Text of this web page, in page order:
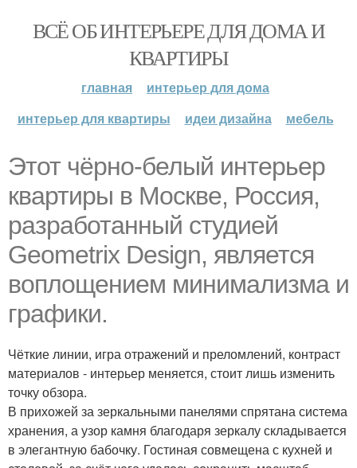
ВСЁ ОБ ИНТЕРЬЕРЕ ДЛЯ ДОМА И
КВАРТИРЫ
главная
интерьер для дома
интерьер для квартиры
идеи дизайна мебель
Этот чёрно-белый интерьер
квартиры в Москве, Россия,
разработанный студией
Geometrix Design, является
воплощением минимализма и
графики.
Чёткие линии, игра отражений и преломлений, контраст
материалов - интерьер меняется, стоит лишь изменить
точку обзора.
В прихожей за зеркальными панелями спрятана система
хранения, а узор камня благодаря зеркалу складывается
в элегантную бабочку. Гостиная совмещена с кухней и